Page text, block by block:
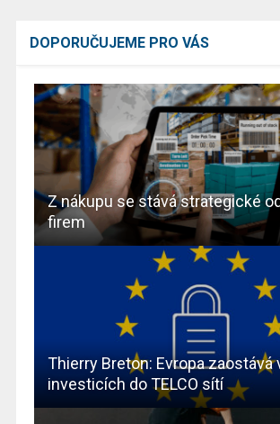
DOPORUČUJEME PRO VÁS
Z nákupu se stává strategické
firem
Thierry Breton: Evropa zaostává
investicích do TELCO sítí